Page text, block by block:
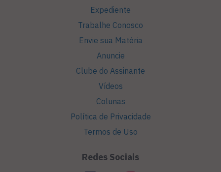
Expediente
Trabalhe Conosco
Envie sua Matéria
Anuncie
Clube do Assinante
Vídeos
Colunas
Política de Privacidade
Termos de Uso
Redes Sociais